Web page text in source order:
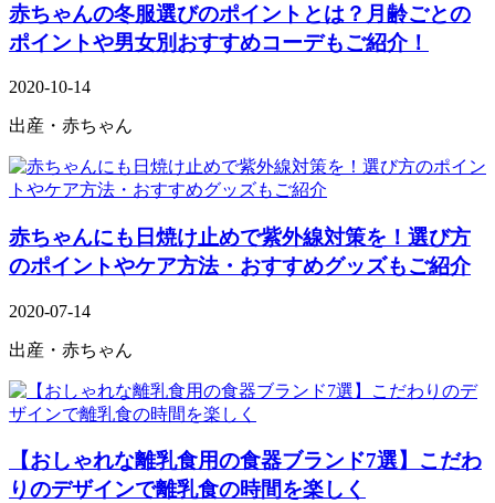
赤ちゃんの冬服選びのポイントとは？月齢ごとの
ポイントや男女別おすすめコーデもご紹介！
2020-10-14
出産・赤ちゃん
赤ちゃんにも日焼け止めで紫外線対策を！選び方
のポイントやケア方法・おすすめグッズもご紹介
2020-07-14
出産・赤ちゃん
【おしゃれな離乳食用の食器ブランド7選】こだわ
りのデザインで離乳食の時間を楽しく